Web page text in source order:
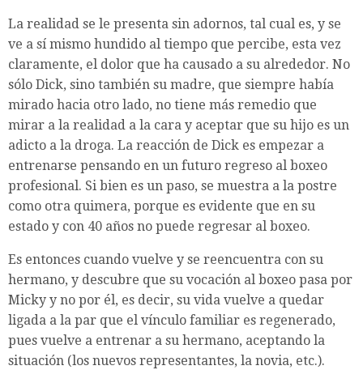
La realidad se le presenta sin adornos, tal cual es, y se
ve a sí mismo hundido al tiempo que percibe, esta vez
claramente, el dolor que ha causado a su alrededor. No
sólo Dick, sino también su madre, que siempre había
mirado hacia otro lado, no tiene más remedio que
mirar a la realidad a la cara y aceptar que su hijo es un
adicto a la droga. La reacción de Dick es empezar a
entrenarse pensando en un futuro regreso al boxeo
profesional. Si bien es un paso, se muestra a la postre
como otra quimera, porque es evidente que en su
estado y con 40 años no puede regresar al boxeo.
Es entonces cuando vuelve y se reencuentra con su
hermano, y descubre que su vocación al boxeo pasa por
Micky y no por él, es decir, su vida vuelve a quedar
ligada a la par que el vínculo familiar es regenerado,
pues vuelve a entrenar a su hermano, aceptando la
situación (los nuevos representantes, la novia, etc.).